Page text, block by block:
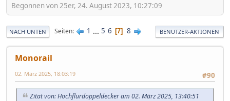
Begonnen von 25er, 24. August 2023, 10:27:09
NACH UNTEN Seiten 1 ... 5 6 7 8 BENUTZER-AKTIONEN
Monorail
#90
02. März 2025, 18:03:19
Zitat von: Hochflurdoppeldecker am 02. März 2025, 13:40:51